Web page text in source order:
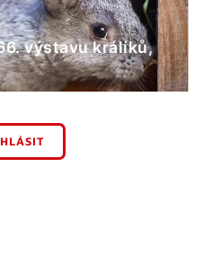
výstavu králíků,